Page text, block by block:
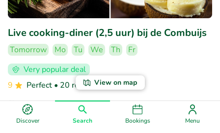
Discover Search Bookings Menu
View on map
Live cooking-diner (2,5 uur) bij de Combuijs
Tomorrow Mo Tu We Th
Fr
Very popular deal
9
Perfect • 20 reviews
De Combuijs
Zwartsluis (14km)